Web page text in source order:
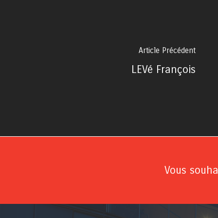
Article Précédent
LEVé François
Vous